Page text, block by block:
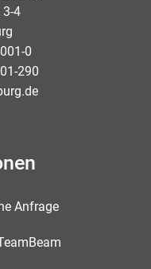
4
0
290
Anfrage